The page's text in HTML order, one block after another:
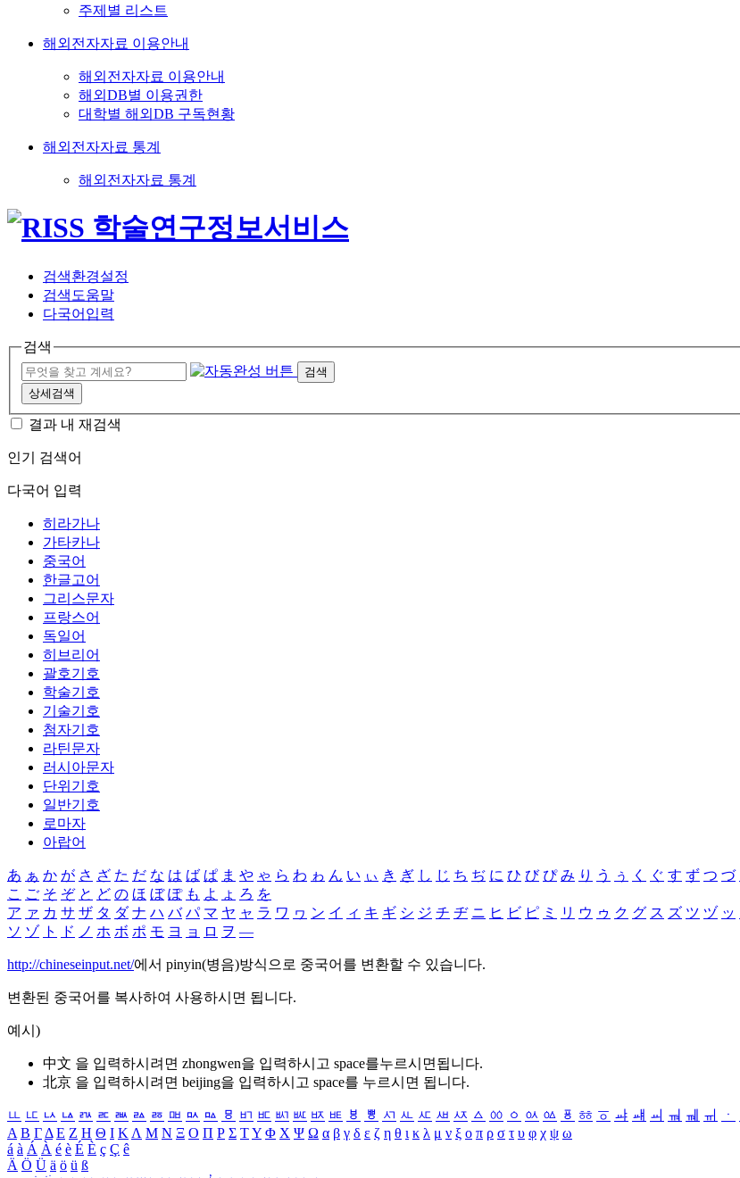
주제별 리스트
해외전자자료 이용안내
해외전자자료 이용안내
해외DB별 이용권한
대학별 해외DB 구독현황
해외전자자료 통계
해외전자자료 통계
검색환경설정
검색도움말
다국어입력
검색
검색
상세검색
결과 내 재검색
인기 검색어
다국어 입력
히라가나
가타카나
중국어
한글고어
그리스문자
프랑스어
독일어
히브리어
괄호기호
학술기호
기술기호
첨자기호
라틴문자
러시아문자
단위기호
일반기호
로마자
아랍어
あ ぁ か が さ ざ た だ な は ば ぱ ま や ゃ ら わ ゎ ん い ぃ き ぎ し じ ち ぢ に ひ び ぴ み り う ぅ く ぐ す ず つ づ
こ ご そ ぞ と ど の ほ ぼ ぽ も よ ょ ろ を
ア ァ カ サ ザ タ ダ ナ ハ バ パ マ ヤ ャ ラ ワ ヮ ン イ ィ キ ギ シ ジ チ ヂ ニ ヒ ビ ピ ミ リ ウ ゥ ク グ ス ズ ツ ヅ ッ
ソ ゾ ト ド ノ ホ ボ ポ モ ヨ ョ ロ ヲ ―
http://chineseinput.net/에서 pinyin(병음)방식으로 중국어를 변환할 수 있습니다.
변환된 중국어를 복사하여 사용하시면 됩니다.
예시)
中文 을 입력하시려면 zhongwen을 입력하시고 space를누르시면됩니다.
北京 을 입력하시려면 beijing을 입력하시고 space를 누르시면 됩니다.
ㅥ ㅦ ㅧ ㅨ ㅩ ㅪ ㅫ ㅬ ㅭ ㅮ ㅯ ㅰ ㅱ ㅲ ㅳ ㅴ ㅵ ㅶ ㅷ ㅸ ㅹ ㅺ ㅻ ㅼ ㅽ ㅾ ㅿ ㆀ ㆁ ㆂ ㆃ ㆄ ㆅ ㆆ ㆇ ㆈ ㆉ ㆊ ㆋ ㆌ ㆍ
Α Β ΓΔ Ε Ζ Η Θ Ι ΚΛ Μ Ν Ξ Ο Π Ρ Σ ΤΥ Φ Χ Ψ Ω α β γ δ ε ζ η θ ι κ λ μ ν ξ ο π ρ σ τ υ φ χ ψ ω
á à Á À é è É È ç Ç ê
Ä Ö Ü ä ö ü ß